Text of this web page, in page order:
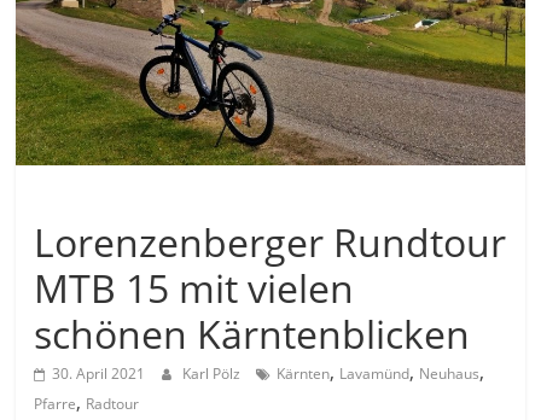
Lorenzenberger Rundtour
MTB 15 mit vielen
schönen Kärntenblicken
30. April 2021 Karl Pölz Kärnten, Lavamünd, Neuhaus,
Pfarre, Radtour